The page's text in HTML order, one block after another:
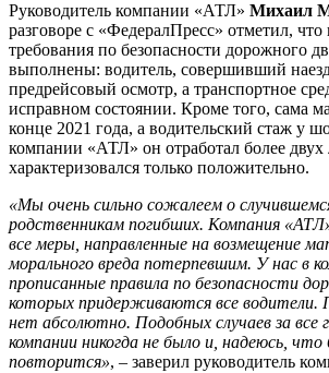
Руководитель компании «АТЛ» Михаил
разговоре с «ФедералПресс» отметил,
требования по безопасности дорожного
выполнены: водитель, совершивший
предрейсовый осмотр, а транспортное
исправном состоянии. Кроме того, сама
конце 2021 года, а водительский стаж у
компании «АТЛ» он отработал более двух
характеризовался только положительно.
«Мы очень сильно сожалеем о
родственникам погибших. Компания
все меры, направленные на возмещение
морального вреда потерпевшим. У нас в
прописанные правила по безопасности
которых придерживаются все водители.
нет абсолютно. Подобных случаев за все
компании никогда не было и, надеюсь, что
повторится», – заверил руководитель